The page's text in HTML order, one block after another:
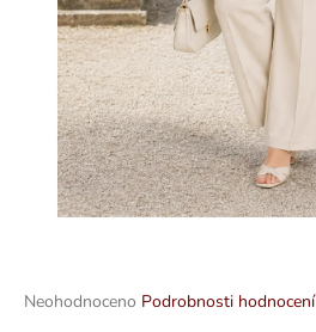
Průměrné
Neohodnoceno Podrobnosti hodnocení